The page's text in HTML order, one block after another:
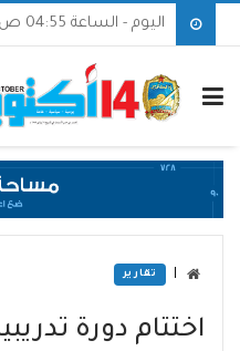
اليوم - الساعة 04:55 ص بتوقيت مدينة عدن
تقارير
اختتام دورة